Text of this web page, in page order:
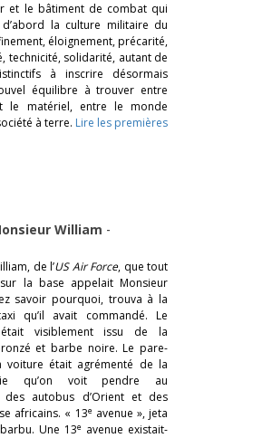
et le bâtiment de combat qui
d’abord la culture militaire du
éloignement, précarité,
technicité, solidarité, autant de
à inscrire désormais
équilibre à trouver entre
le matériel, entre le monde
à terre. Lire les premières
William -
de l’US Air Force, que tout
la base appelait Monsieur
savoir pourquoi, trouva à la
qu’il avait commandé. Le
était visiblement issu de la
et barbe noire. Le pare-
voiture était agrémenté de la
qu’on voit pendre au
des autobus d’Orient et des
africains. « 13eavenue », jeta
Une 13e avenue existait-